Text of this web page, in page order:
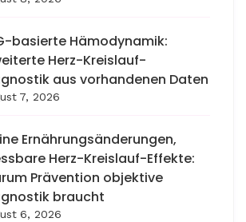
basierte Hämodynamik:
Herz-Kreislauf-
aus vorhandenen Daten
7, 2026
Ernährungsänderungen,
Herz-Kreislauf-Effekte:
Prävention objektive
braucht
6, 2026